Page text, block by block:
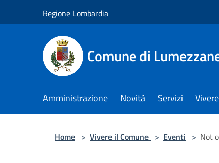
Regione Lombardia
Comune di
Amministrazione Novità Servizi
Home > Vivere il Comune > Eventi > Not